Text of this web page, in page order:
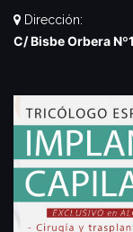
Dirección:
C/ Bisbe Orbera